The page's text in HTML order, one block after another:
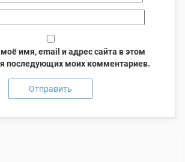
имя, email и адрес сайта в этом
последующих моих комментариев.